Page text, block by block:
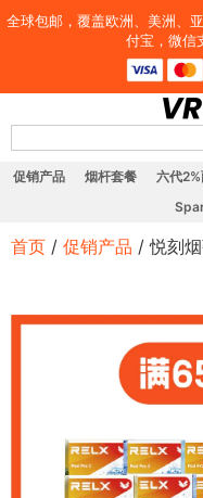
全球包邮，覆盖欧洲、美洲、
付宝，微信
促销产品 烟杆套餐 六代
首页 / 促销产品 / 悦刻